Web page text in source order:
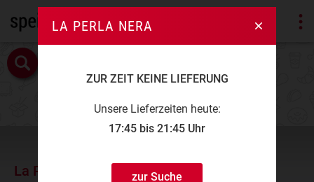
La Perla Nera
LA PERLA NERA
ZUR ZEIT KEINE LIEFERUNG
Unsere Lieferzeiten heute:
17:45 bis 21:45 Uhr
zur Suche